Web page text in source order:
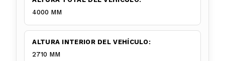
4000 MM
ALTURA INTERIOR DEL VEHÍCULO:
2710 MM